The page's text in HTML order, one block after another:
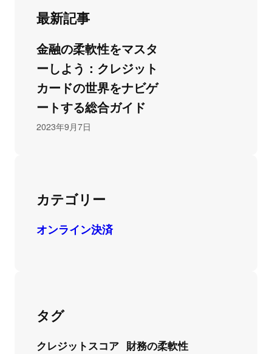
最新記事
金融の柔軟性をマスタ
ーしよう：クレジット
カードの世界をナビゲ
ートする総合ガイド
2023年9月7日
カテゴリー
オンライン決済
タグ
クレジットスコア 財務の柔軟性